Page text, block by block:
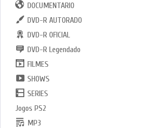
DOCUMENTARIO
DVD-R AUTORADO
DVD-R OFICIAL
DVD-R Legendado
FILMES
SHOWS
SERIES
Jogos PS2
MP3